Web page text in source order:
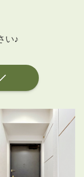
い♪